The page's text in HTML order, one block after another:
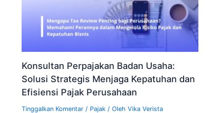
Konsultan Perpajakan Badan Usaha:
Solusi Strategis Menjaga Kepatuhan dan
Efisiensi Pajak Perusahaan
Tinggalkan Komentar / Pajak / OlehVika Verista